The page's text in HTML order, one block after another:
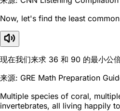
Now, let's find the least
现在我们来求 36 和 90 的最小公倍
来源: GRE Math Preparation
Multiple species of coral,
invertebrates, all living happily